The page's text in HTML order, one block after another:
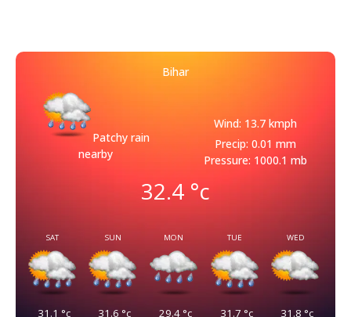
Bihar
Patchy rain
nearby
Wind: 13.7 kmph
Precip: 0.01 mm
Pressure: 1000.1 mb
32.4 °c
SAT
31.1 °c
SUN
31.6 °c
MON
29.4°c
TUE
31.7 °c
WED
31.8 °c